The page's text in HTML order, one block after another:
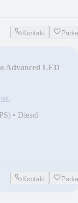
Kontakt
Advanced LED
mtl.
• Diesel
Kontakt